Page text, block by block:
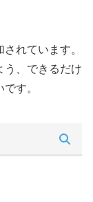
れています。
う、できるだけ
す。